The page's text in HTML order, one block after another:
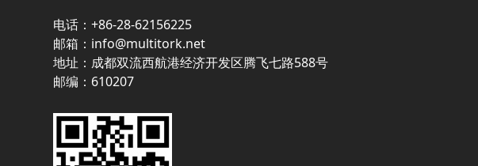
电话：+86-28-62156225
邮箱：info@multitork.net
地址：成都双流西航港经济开发区腾飞七路588号
邮编：610207